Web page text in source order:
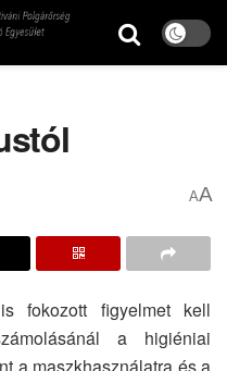
AA
fokozott figyelmet kell
a higiéniai
a maszkhasználatra és a